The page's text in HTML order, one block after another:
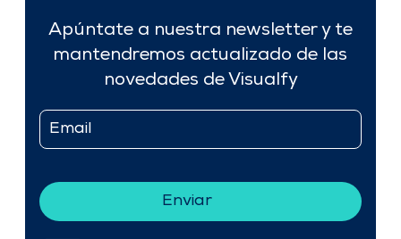
Apúntate a nuestra newsletter y te
mantendremos actualizado de las
novedades de Visualfy
Email